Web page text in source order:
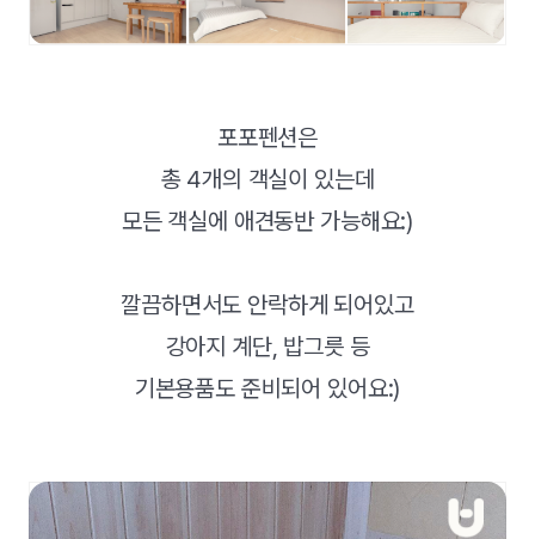
포포펜션은
총 4개의 객실이 있는데
모든 객실에 애견동반 가능해요:)
깔끔하면서도 안락하게 되어있고
강아지 계단, 밥그릇 등
기본용품도 준비되어 있어요:)